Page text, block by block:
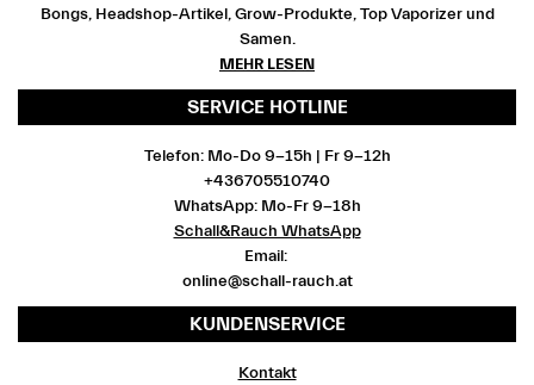
Bongs, Headshop-Artikel, Grow-Produkte, Top Vaporizer und
Samen.
MEHR LESEN
SERVICE HOTLINE
Telefon: Mo-Do 9-15h | Fr 9-12h
+436705510740
WhatsApp: Mo-Fr 9-18h
Schall&Rauch WhatsApp
Email:
online@schall-rauch.at
KUNDENSERVICE
Kontakt